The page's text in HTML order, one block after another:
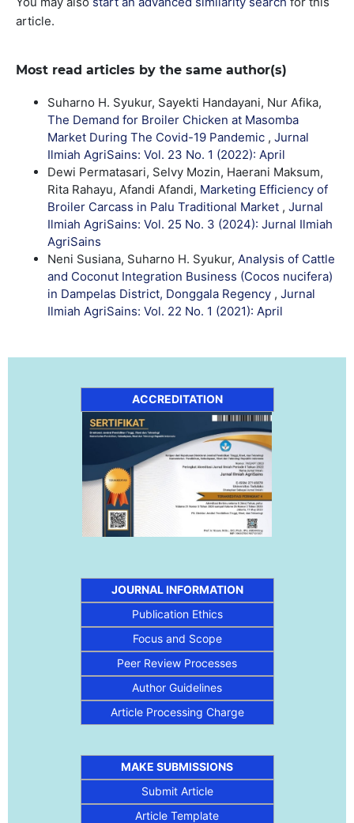
article.
Most read articles by the same author(s)
Suharno H. Syukur, Sayekti Handayani, Nur Afika,
The Demand for Broiler Chicken at Masomba
Market During The Covid-19 Pandemic , Jurnal
Ilmiah AgriSains: Vol. 23 No. 1 (2022): April
Dewi Permatasari, Selvy Mozin, Haerani Maksum,
Rita Rahayu, Afandi Afandi, Marketing Efficiency of
Broiler Carcass in Palu Traditional Market , Jurnal
Ilmiah AgriSains: Vol. 25 No. 3 (2024): Jurnal Ilmiah
AgriSains
Neni Susiana, Suharno H. Syukur, Analysis of Cattle
and Coconut Integration Business (Cocos nucifera)
in Dampelas District, Donggala Regency , Jurnal
Ilmiah AgriSains: Vol. 22 No. 1 (2021): April
ACCREDITATION
JOURNAL INFORMATION
Publication Ethics
Focus and Scope
Peer Review Processes
Author Guidelines
Article Processing Charge
MAKE SUBMISSIONS
Submit Article
Article Template